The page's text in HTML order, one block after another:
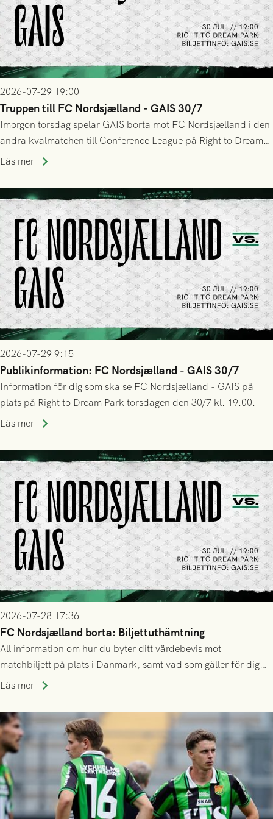
2026-07-29 19:00
Truppen till FC Nordsjælland - GAIS 30/7
Imorgon torsdag spelar GAIS borta mot FC Nordsjælland i den
andra kvalmatchen till Conference League på Right to Dream
Park! Fredrik Holmberg och ledarstaben har tagit ut följande
Läs mer
2026-07-29 9:15
Publikinformation: FC Nordsjælland - GAIS 30/7
Information för dig som ska se FC Nordsjælland - GAIS på
plats på Right to Dream Park torsdagen den 30/7 kl. 19.00.
Läs mer
2026-07-28 17:36
FC Nordsjælland borta: Biljettuthämtning
All information om hur du byter ditt värdebevis mot
matchbiljett på plats i Danmark, samt vad som gäller för dig
som står på reservlista eller fått förhinder.
Läs mer